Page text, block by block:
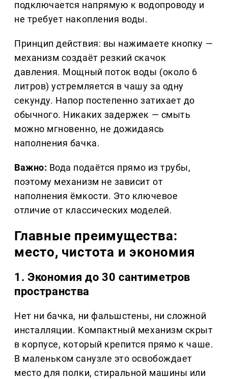
подключается напрямую к водопроводу и
не требует накопления воды.
Принцип действия: вы нажимаете кнопку —
механизм создаёт резкий скачок
давления. Мощный поток воды (около 6
литров) устремляется в чашу за одну
секунду. Напор постепенно затихает до
обычного. Никаких задержек — смыть
можно мгновенно, не дожидаясь
наполнения бачка.
Важно: Вода подаётся прямо из трубы,
поэтому механизм не зависит от
наполнения ёмкости. Это ключевое
отличие от классических моделей.
Главные преимущества:
место, чистота и экономия
1. Экономия до 30 сантиметров
пространства
Нет ни бачка, ни фальшстены, ни сложной
инсталляции. Компактный механизм скрыт
в корпусе, который крепится прямо к чаше.
В маленьком санузле это освобождает
место для полки, стиральной машины или